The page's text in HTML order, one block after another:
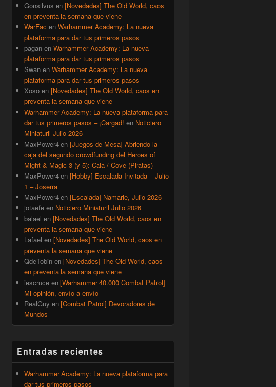
Gonsilvus en [Novedades] The Old World, caos
en preventa la semana que viene
WarFac en Warhammer Academy: La nueva
plataforma para dar tus primeros pasos
pagan en Warhammer Academy: La nueva
plataforma para dar tus primeros pasos
Swan en Warhammer Academy: La nueva
plataforma para dar tus primeros pasos
Xoso en [Novedades] The Old World, caos en
preventa la semana que viene
Warhammer Academy: La nueva plataforma para
dar tus primeros pasos – ¡Cargad! en Noticiero
Miniaturil Julio 2026
MaxPower4 en [Juegos de Mesa] Abriendo la
caja del segundo crowdfunding del Heroes of
Might & Magic 3 (y 5): Cala / Cove (Piratas)
MaxPower4 en [Hobby] Escalada Invitada – Julio
1 – Joserra
MaxPower4 en [Escalada] Namarie, Julio 2026
jotaefe en Noticiero Miniaturil Julio 2026
balael en [Novedades] The Old World, caos en
preventa la semana que viene
Lafael en [Novedades] The Old World, caos en
preventa la semana que viene
QdeTobin en [Novedades] The Old World, caos
en preventa la semana que viene
iescruce en [Warhammer 40.000 Combat Patrol]
Mi opinión, envío a envío
RealGuy en [Combat Patrol] Devoradores de
Mundos
Entradas recientes
Warhammer Academy: La nueva plataforma para
dar tus primeros pasos